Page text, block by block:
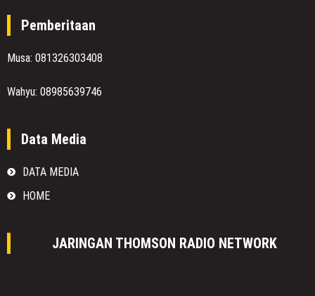
Pemberitaan
Musa: 081326303408
Wahyu: 08985639746
Data Media
DATA MEDIA
HOME
JARINGAN THOMSON RADIO NETWORK